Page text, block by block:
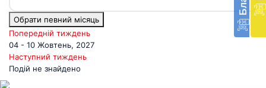
Обрати певний місяць
Попередній тиждень
04 - 10 Жовтень, 2027
Наступний тиждень
Подій не знайдено